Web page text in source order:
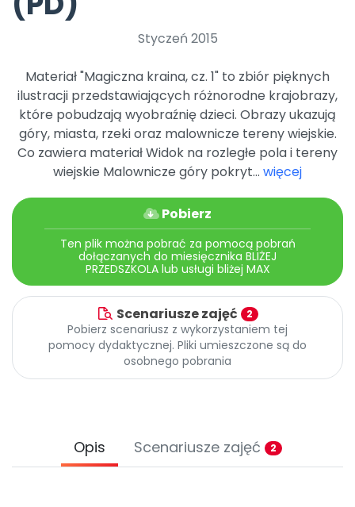
Archiwalne numery
Promocje
Styczeń 2015
Materiał "Magiczna kraina, cz. 1" to zbiór pięknych
ilustracji przedstawiających różnorodne krajobrazy,
które pobudzają wyobraźnię dzieci. Obrazy ukazują
góry, miasta, rzeki oraz malownicze tereny wiejskie.
Co zawiera materiał Widok na rozległe pola i tereny
wiejskie Malownicze góry pokryt... więcej
Pobierz
Ten plik można pobrać za pomocą pobrań
dołączanych do miesięcznika BLIŻEJ
PRZEDSZKOLA lub usługi bliżej MAX
Scenariusze zajęć 2
Pobierz scenariusz z wykorzystaniem tej
pomocy dydaktycznej. Pliki umieszczone są do
osobnego pobrania
Opis Scenariusze zajęć 2